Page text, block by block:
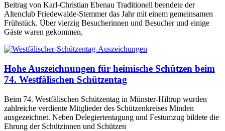
Beitrag von Karl-Christian Ebenau Traditionell beendete der
Altenclub Friedewalde-Stemmer das Jahr mit einem gemeinsamen
Frühstück. Über vierzig Besucherinnen und Besucher und einige
Gäste waren gekommen,
Hohe Auszeichnungen für heimische Schützen beim
74. Westfälischen Schützentag
Beim 74. Westfälischen Schützentag in Münster-Hiltrup wurden
zahlreiche verdiente Mitglieder des Schützenkreises Minden
ausgezeichnet. Neben Delegiertentagung und Festumzug bildete die
Ehrung der Schützinnen und Schützen